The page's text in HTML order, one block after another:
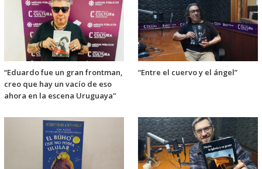
“Eduardo fue un gran frontman,
creo que hay un vacío de eso
ahora en la escena Uruguaya"
“Entre el cuervo y el ángel”